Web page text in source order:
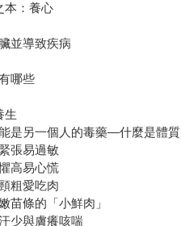
本：養心
並導致疾病
哪些
生
是另一個人的毒藥—什麼是體質
張易過敏
高易心慌
粗愛吃肉
苗條的「小鮮肉」
少與膚癢咳喘